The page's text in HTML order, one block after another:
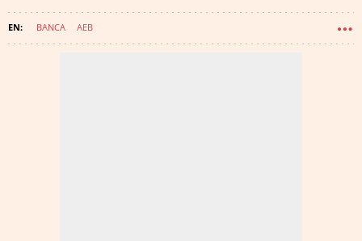
BANCA AEB